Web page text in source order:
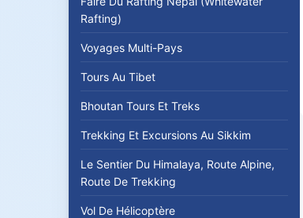
Rafting)
Voyages Multi-Pays
Tours Au Tibet
Bhoutan Tours Et Treks
Trekking Et Excursions Au Sikkim
Le Sentier Du Himalaya, Route Alpine,
Route De Trekking
Vol De Hélicoptère